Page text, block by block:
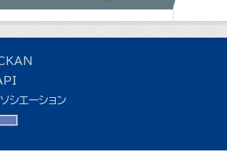
シエーション